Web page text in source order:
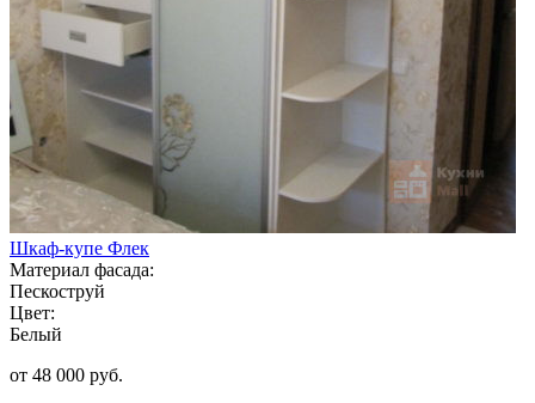
Шкаф-купе Флек
Материал фасада:
Пескоструй
Цвет:
Белый
от 48 000 руб.